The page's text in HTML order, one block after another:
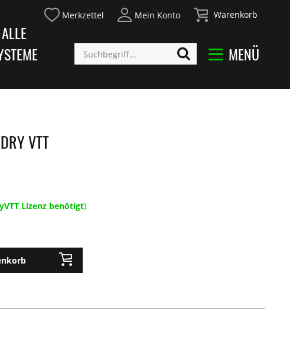
Merkzettel Mein Konto Warenkorb
MENÜ
ALLE
VTT
Lizenz benötigt)